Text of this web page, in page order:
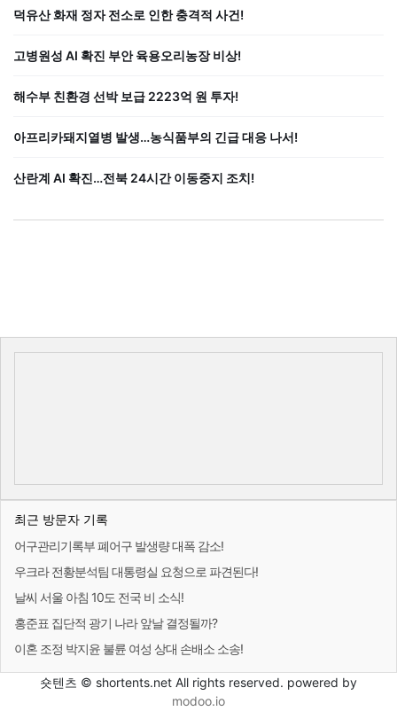
덕유산 화재 정자 전소로 인한 충격적 사건!
고병원성 AI 확진 부안 육용오리농장 비상!
해수부 친환경 선박 보급 2223억 원 투자!
아프리카돼지열병 발생…농식품부의 긴급 대응 나서!
산란계 AI 확진…전북 24시간 이동중지 조치!
최근 방문자 기록
어구관리기록부 폐어구 발생량 대폭 감소!
우크라 전황분석팀 대통령실 요청으로 파견된다!
날씨 서울 아침 10도 전국 비 소식!
홍준표 집단적 광기 나라 앞날 결정될까?
이혼 조정 박지윤 불륜 여성 상대 손배소 소송!
숏텐츠 © shortents.net All rights reserved. powered by
modoo.io